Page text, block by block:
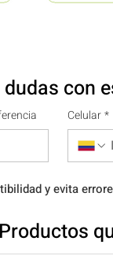
con
Celular *
y evita
Productos